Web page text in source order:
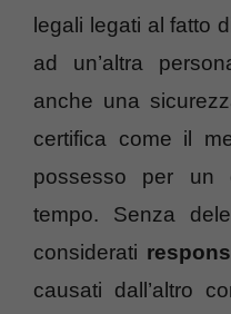
legali legati al fatto
ad un’altra
anche una
certifica come il
possesso per un
tempo. Senza
considerati
causati dall’altro